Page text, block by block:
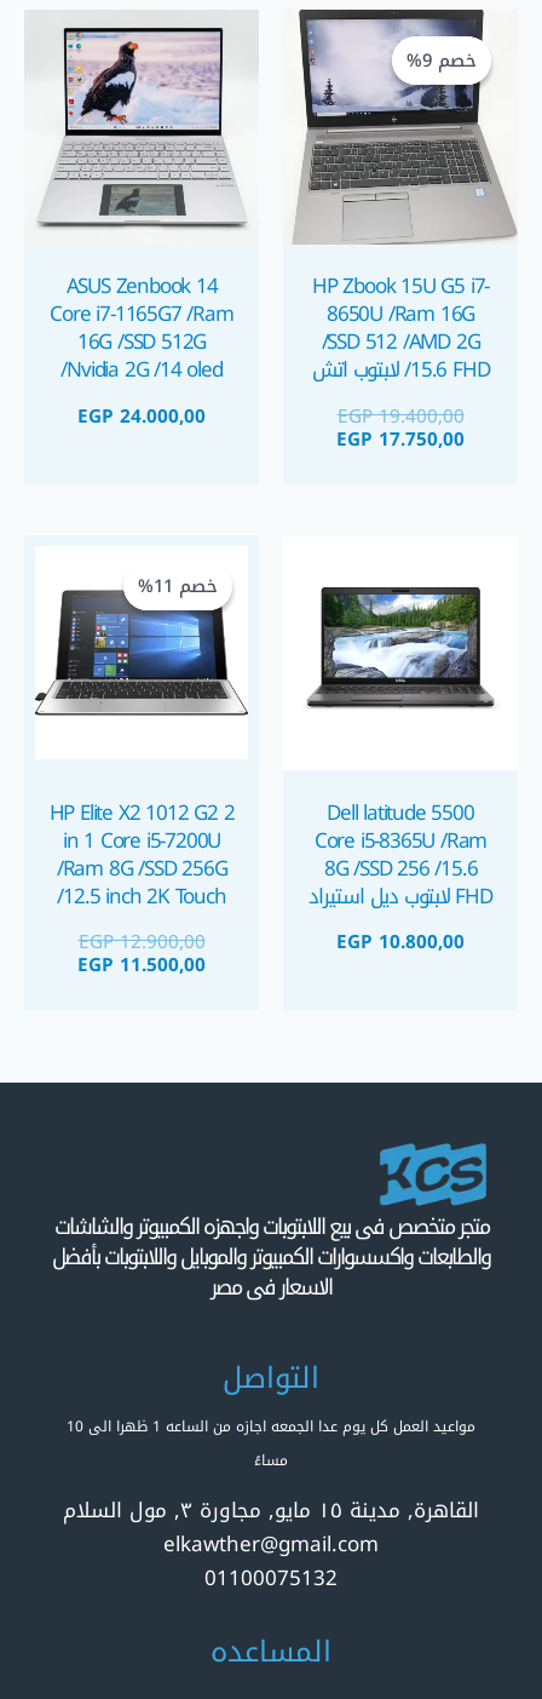
خصم 9%
خصم 9%
HP Zbook 15U G5 i7-
8650U /Ram 16G
/SSD 512 /AMD 2G
/15.6 FHD لابتوب اتش
جيجا
EGP19.400,00
السعر
الأصلي
هو:
EGP 19.400,00.
EGP 17.750,00
السعر
الحالي
هو:
EGP 17.750,00.
ASUS Zenbook 14
Core i7-1165G7 /Ram
16G /SSD 512G
/Nvidia 2G /14 oled
لابتوب اسوس زين بوك
EGP 24.000,00
Dell latitude 5500
Core i5-8365U /Ram
8G /SSD 256 /15.6
FHD لابتوب ديل استيراد
EGP 10.800,00
خصم 11%
خصم 11%
HP Elite X2 1012 G2 2
in 1 Core i5-7200U
/Ram 8G /SSD 256G
/12.5 inch 2K Touch
٢ في ١ الجيل السابع
تاتش شاشة 2K
EGP12.900,00
هو:
EGP 11.500,00
هو:
متجر متخصص فى بيع اللابتوبات واجهزه الكمبيوتر والشاشات
والطابعات واكسسوارات الكمبيوتر والموبايل واللابتوبات بأفضل
الاسعار فى مصر
التواصل
مواعيد العمل كل يوم عدا الجمعه اجازه من الساعه 1 ظهرا الى 10
مساءً
القاهرة, مدينة ١٥ مايو, مجاورة ٣, مول السلام
elkawther@gmail.com
01100075132
المساعده